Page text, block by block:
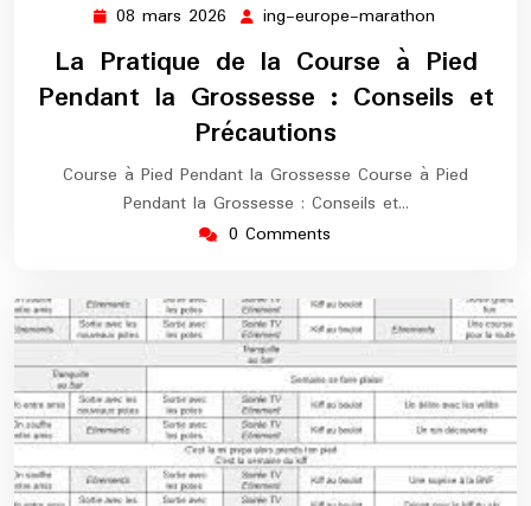
08 mars 2026 08
mars
2026
ing-europe-marathon
europe-
marathon
La Pratique de la Course à Pied
Pendant la Grossesse : Conseils et
Précautions
Course à Pied Pendant la Grossesse Course à Pied
Pendant la Grossesse : Conseils et…
0 Comments